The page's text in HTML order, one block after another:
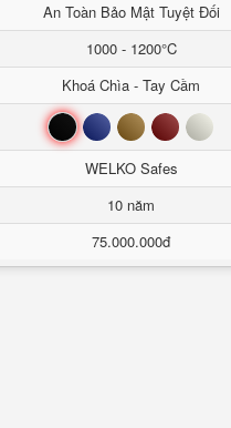
An Toàn Bảo Mật Tuyệt Đối
1000 - 1200°C
Khoá Chìa - Tay Cầm
Đen Xanh Nâu Đỏ Trắng
WELKO Safes
10 năm
75.000.000đ